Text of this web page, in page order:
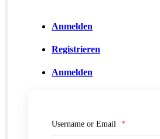
Anmelden
Registrieren
Anmelden
Username or Email *